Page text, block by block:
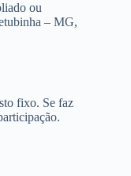
ou
– MG,
fixo. Se faz